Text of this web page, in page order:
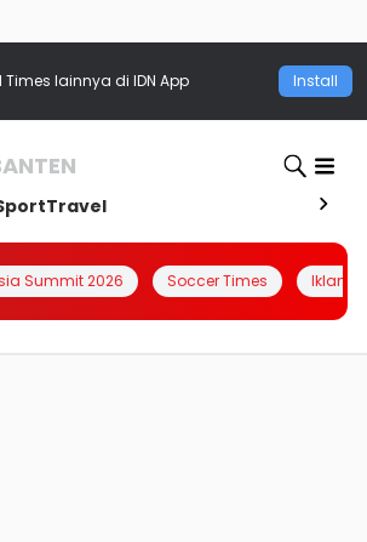
Times lainnya di IDN App Install
Travel
Summit 2026 Soccer Times Iklanin